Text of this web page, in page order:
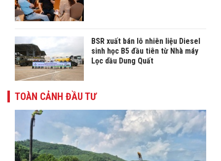
BSR xuất bán lô nhiên liệu Diesel
sinh học B5 đầu tiên từ Nhà máy
Lọc dầu Dung Quất
TOÀN CẢNH ĐẦU TƯ